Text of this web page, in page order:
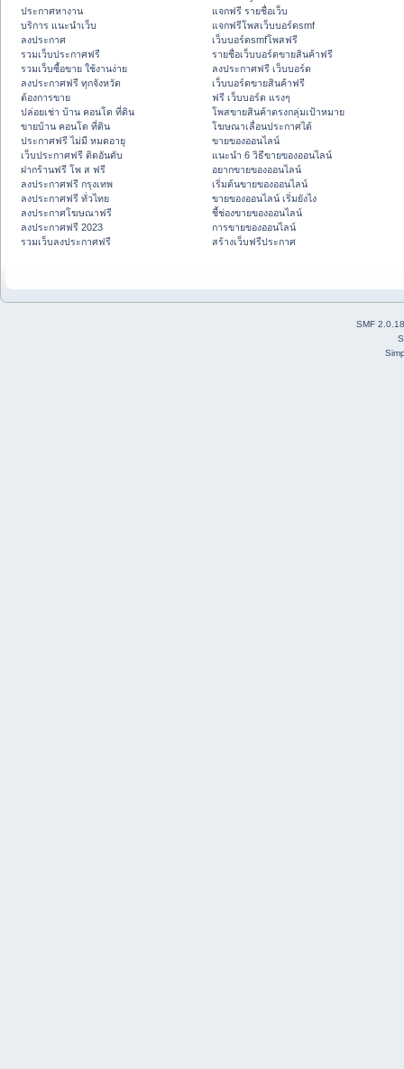
ประกาศหางาน
บริการ แนะนำเว็บ
ลงประกาศ
รวมเว็บประกาศฟรี
รวมเว็บซื้อขาย ใช้งานง่าย
ลงประกาศฟรี ทุกจังหวัด
ต้องการขาย
ปล่อยเช่า บ้าน คอนโด ที่ดิน
ขายบ้าน คอนโด ที่ดิน
ประกาศฟรี ไม่มี หมดอายุ
เว็บประกาศฟรี ติดอันดับ
ฝากร้านฟรี โพ ส ฟรี
ลงประกาศฟรี กรุงเทพ
ลงประกาศฟรี ทั่วไทย
ลงประกาศโฆษณาฟรี
ลงประกาศฟรี 2023
รวมเว็บลงประกาศฟรี
แจกฟรี รายชื่อเว็บ
แจกฟรีโพสเว็บบอร์ดsmf
เว็บบอร์ดsmfโพสฟรี
รายชื่อเว็บบอร์ดขายสินค้าฟรี
ลงประกาศฟรี เว็บบอร์ด
เว็บบอร์ดขายสินค้าฟรี
ฟรี เว็บบอร์ด แรงๆ
โพสขายสินค้าตรงกลุ่มเป้าหมาย
โฆษณาเลื่อนประกาศได้
ขายของออนไลน์
แนะนำ 6 วิธีขายของออนไลน์
อยากขายของออนไลน์
เริ่มต้นขายของออนไลน์
ขายของออนไลน์ เริ่มยังไง
ชี้ช่องขายของออนไลน์
การขายของออนไลน์
สร้างเว็บฟรีประกาศ
SMF 2.0.18